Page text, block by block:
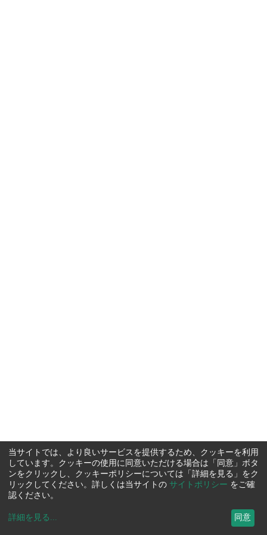
当サイトでは、より良いサービスを提供するため、クッキーを利用
しています。クッキーの使用に同意いただける場合は「同意」ボタ
ンをクリックし、クッキーポリシーについては「詳細を見る」をク
リックしてください。詳しくは当サイトの サイトポリシー をご確
認ください。
詳細を見る ... 同意